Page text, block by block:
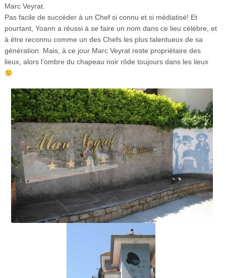
Marc Veyrat.
Pas facile de succéder à un Chef si connu et si médiatisé! Et
pourtant, Yoann a réussi à se faire un nom dans ce lieu célèbre, et
à être reconnu comme un des Chefs les plus talentueux de sa
génération. Mais, à ce jour Marc Veyrat reste propriétaire des
lieux, alors l’ombre du chapeau noir rôde toujours dans les lieux